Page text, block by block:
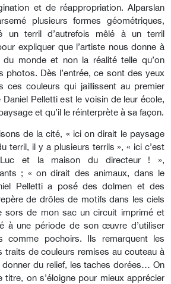
et de réappropriation. Alparslan
plusieurs formes géométriques,
un terril d’autrefois mêlé à un terril
expliquer que l’artiste nous donne à
monde et non la réalité telle qu’on
photos. Dès l’entrée, ce sont des yeux
ces couleurs qui jaillissent au premier
Daniel Pelletti est le voisin de leur école,
et qu’il le réinterprète à sa façon.
de la cité, « ici on dirait le paysage
terril, il y a plusieurs terrils », « ici c’est
et la maison du directeur ! »,
; « on dirait des animaux, dans le
Pelletti a posé des dolmen et des
de drôles de motifs dans les ciels
sors de mon sac un circuit imprimé et
à une période de son œuvre d’utiliser
comme pochoirs. Ils remarquent les
traits de couleurs remises au couteau à
donner du relief, les taches dorées… On
titre, on s’éloigne pour mieux apprécier